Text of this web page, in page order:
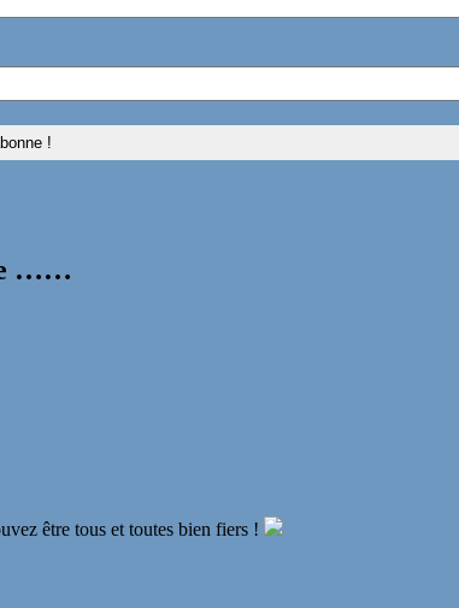
……
être tous et toutes bien fiers !